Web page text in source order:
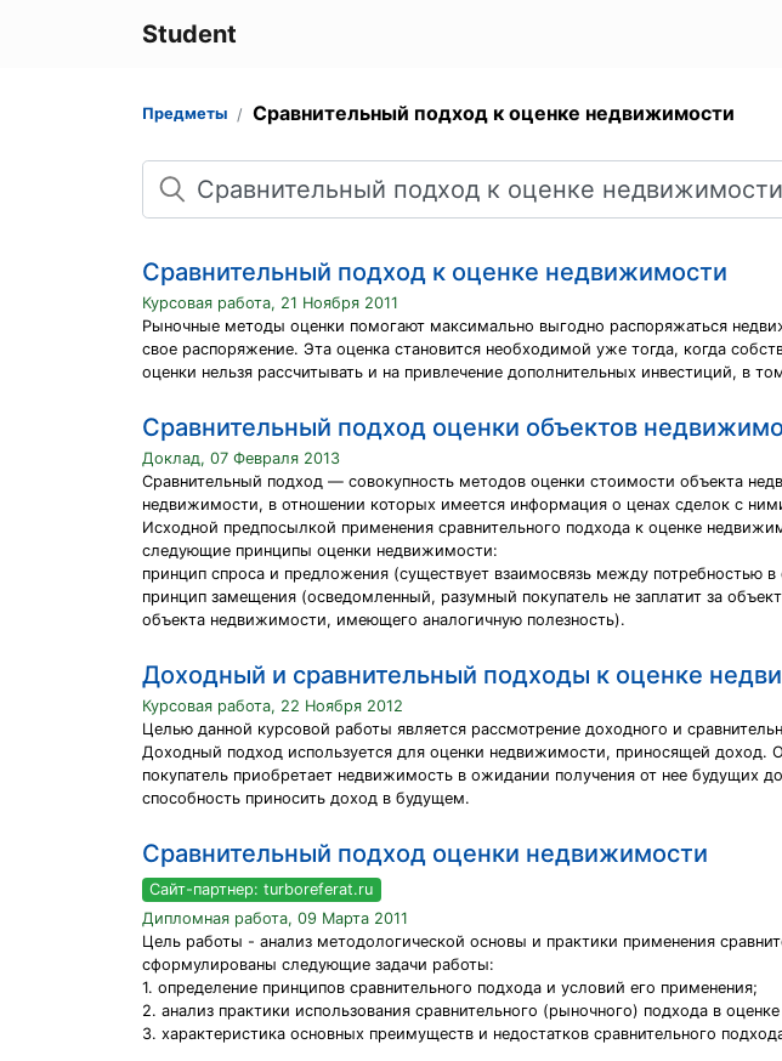
Student
Предметы Сравнительный подход к оценке недвижимости
Поиск
Сравнительный подход к оценке недвижимости
Курсовая работа, 21 Ноября 2011
Рыночные методы оценки помогают максимально выгодно распоряжаться
свое распоряжение. Эта оценка становится необходимой уже тогда, когда
оценки нельзя рассчитывать и на привлечение дополнительных инвестиций, в
Сравнительный подход оценки объектов
Доклад, 07 Февраля 2013
Сравнительный подход — совокупность методов оценки стоимости объекта
недвижимости, в отношении которых имеется информация о ценах сделок с
Исходной предпосылкой применения сравнительного подхода к оценке
следующие принципы оценки недвижимости:
принцип спроса и предложения (существует взаимосвязь между потребностью
принцип замещения (осведомленный, разумный покупатель не заплатит за
объекта недвижимости, имеющего аналогичную полезность).
Доходный и сравнительный подходы к оценке
Курсовая работа, 22 Ноября 2012
Целью данной курсовой работы является рассмотрение доходного и
Доходный подход используется для оценки недвижимости, приносящей доход.
покупатель приобретает недвижимость в ожидании получения от нее
способность приносить доход в будущем.
Сравнительный подход оценки недвижимости
Сайт-партнер: turboreferat.ru
Дипломная работа, 09 Марта 2011
Цель работы - анализ методологической основы и практики применения
сформулированы следующие задачи работы:
1. определение принципов сравнительного подхода и условий его применения;
2. анализ практики использования сравнительного (рыночного) подхода в
3. характеристика основных преимуществ и недостатков сравнительного